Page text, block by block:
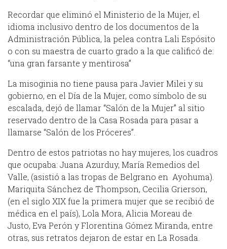
Recordar que eliminó el Ministerio de la Mujer, el
idioma inclusivo dentro de los documentos de la
Administración Pública, la pelea contra Lali Espósito
o con su maestra de cuarto grado a la que calificó de:
“una gran farsante y mentirosa”
La misoginia no tiene pausa para Javier Milei y su
gobierno, en el Día de la Mujer, como símbolo de su
escalada, dejó de llamar “Salón de la Mujer” al sitio
reservado dentro de la Casa Rosada para pasar a
llamarse “Salón de los Próceres”.
Dentro de estos patriotas no hay mujeres, los cuadros
que ocupaba: Juana Azurduy, María Remedios del
Valle, (asistió a las tropas de Belgrano en Ayohuma).
Mariquita Sánchez de Thompson, Cecilia Grierson,
(en el siglo XIX fue la primera mujer que se recibió de
médica en el país), Lola Mora, Alicia Moreau de
Justo, Eva Perón y Florentina Gómez Miranda, entre
otras, sus retratos dejaron de estar en La Rosada.